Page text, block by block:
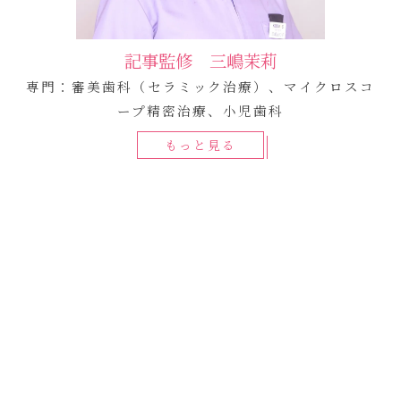
記事監修 三嶋茉莉
専門：審美歯科（セラミック治療）、マイクロスコ
ープ精密治療、小児歯科
もっと見る